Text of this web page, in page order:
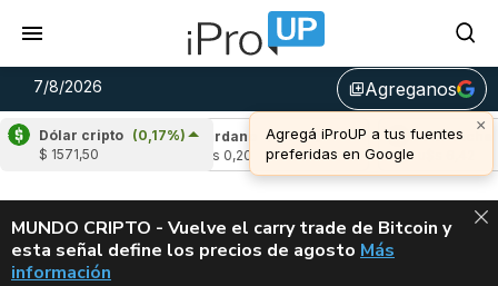
7/8/2026 library_addAgreganos
×
Agregá iProUP a tus fuentes
preferidas en Google
Dólar cripto (0,17%)
$ 1571,50
2,00%) Cardano (6,49%)
u$s 0,20
Avalanche
u$s 6,42
ALERTA
MUNDO CRIPTO - Vuelve el carry trade de Bitcoin y
esta señal define los precios de agosto VUELVE EL
Más
información